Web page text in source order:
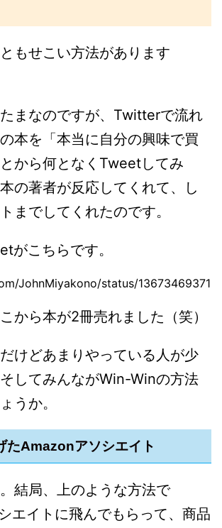
もせこい方法があります
まなのですが、Twitterで流れ
本を「本当に自分の興味で買
から何となくTweetしてみ
の著者が反応してくれて、し
までしてくれたのです。
がこちらです。
JohnMiyakono/status/13673469371
から本が2冊売れました（笑）
けどあまりやっている人が少
してみんながWin-Winの方法
うか。
たAmazonアソシエイト
結局、上のような方法で
エイトに飛んでもらって、商品